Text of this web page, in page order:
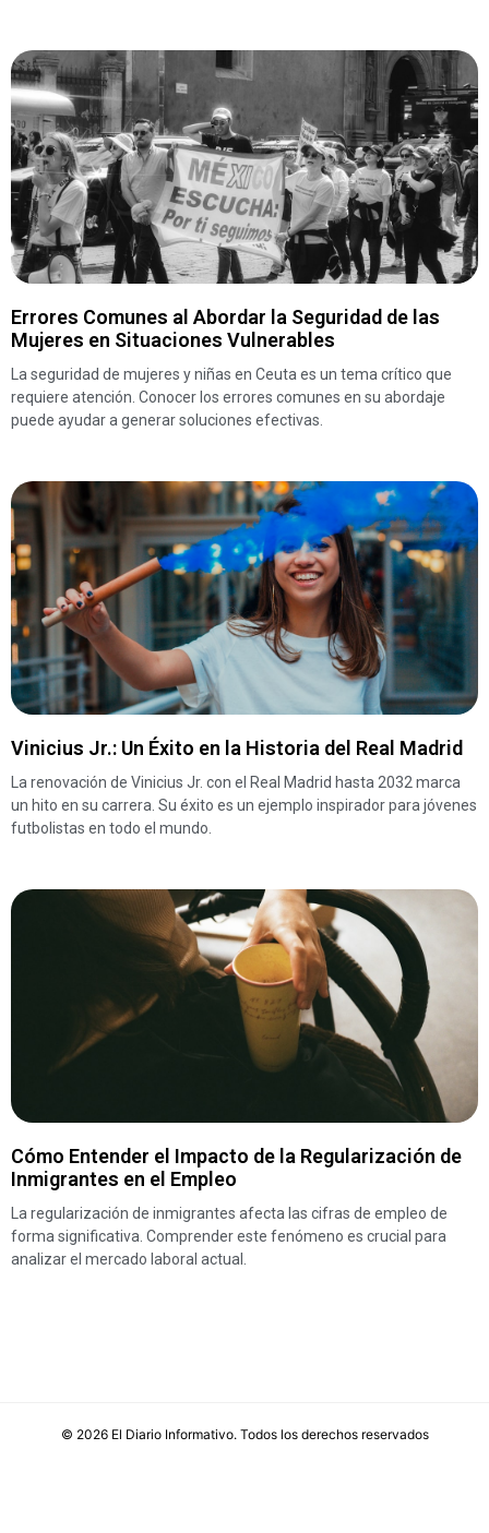
Errores Comunes al Abordar la Seguridad de las
Mujeres en Situaciones Vulnerables
La seguridad de mujeres y niñas en Ceuta es un tema crítico que
requiere atención. Conocer los errores comunes en su abordaje
puede ayudar a generar soluciones efectivas.
Vinicius Jr.: Un Éxito en la Historia del Real Madrid
La renovación de Vinicius Jr. con el Real Madrid hasta 2032 marca
un hito en su carrera. Su éxito es un ejemplo inspirador para jóvenes
futbolistas en todo el mundo.
Cómo Entender el Impacto de la Regularización de
Inmigrantes en el Empleo
La regularización de inmigrantes afecta las cifras de empleo de
forma significativa. Comprender este fenómeno es crucial para
analizar el mercado laboral actual.
© 2026 El Diario Informativo. Todos los derechos reservados